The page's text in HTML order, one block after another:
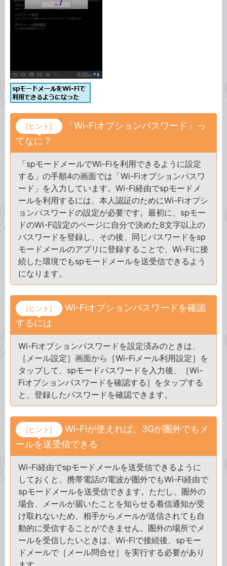
[ヒント]
「Wi-Fiオプションパスワード」っ
てなに？
「spモードメールでWi-Fiを利用できるように設定
する」の手順4の画面では「Wi-Fiオプションパスワ
ード」を入力しています。Wi-Fi経由でspモードメ
ールを利用するには、本人認証のためにWi-Fiオプシ
ョンパスワードの設定が必要です。最初に、spモー
ドのWi-Fi設定のページに自分で決めた8文字以上の
パスワードを登録し、その後、同じパスワードをsp
モードメールのアプリに登録することで、Wi-Fiに接
続した環境でもspモードメールを送受信できるよう
になります。
[ヒント]
Wi-Fiオプションパスワードを確認
するには
Wi-Fiオプションパスワードを設定済みのときは、
［メール設定］画面から［Wi-Fiメール利用設定］を
タップして、spモードパスワードを入力後、［Wi-
Fiオプションパスワードを確認する］をタップする
と、登録したパスワードを確認できます。
[ヒント]
Wi-Fiが使えれば、3Gが圏外でもメ
ールを送受信できる
Wi-Fi経由でspモードメールを送受信できるように
しておくと、携帯電話の電波が圏外でもWi-Fi経由で
spモードメールを送受信できます。ただし、圏外の
場合、メールが届いたことを知らせる着信通知が受
け取れないため、相手からメールが送信されても自
動的に受信することができません。圏外の場所でメ
ールを受信したいときは、Wi-Fiで接続後、spモー
ドメールで［メール問合せ］を実行する必要があり